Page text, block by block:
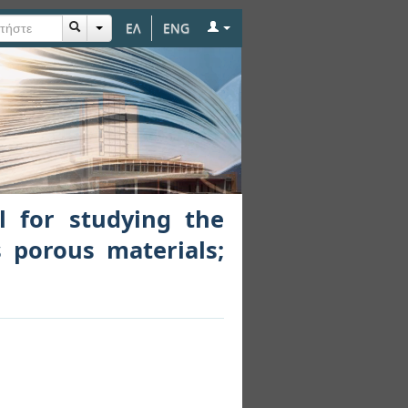
ΕΛ ENG
of water
for studying the
materials;